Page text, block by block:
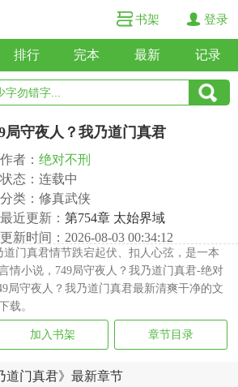
书架 登录
排行 完本 最新 记录
局守夜人？我乃道门真君
作者： 绝对不刑
状态：连载中
分类：修真武侠
最近更新： 第754章 太始界域
更新时间：2026-08-03 00:34:12
道门真君情节跌宕起伏、扣人心弦，是一本
情小说，749局守夜人？我乃道门真君-绝对
局守夜人？我乃道门真君最新清爽干净的文
载。
加入书架 章节目录
道门真君》最新章节